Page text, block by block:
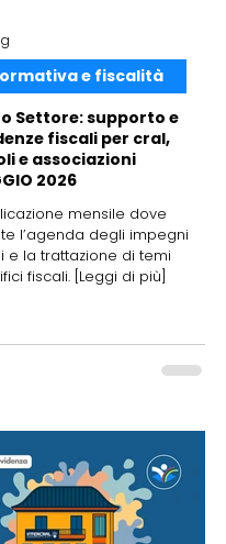
Settore: supporto e
fiscali per cral,
e associazioni
2026
mensile dove
l’agenda degli impegni
e la trattazione di temi
fiscali. [Leggi di più]
e fiscalità